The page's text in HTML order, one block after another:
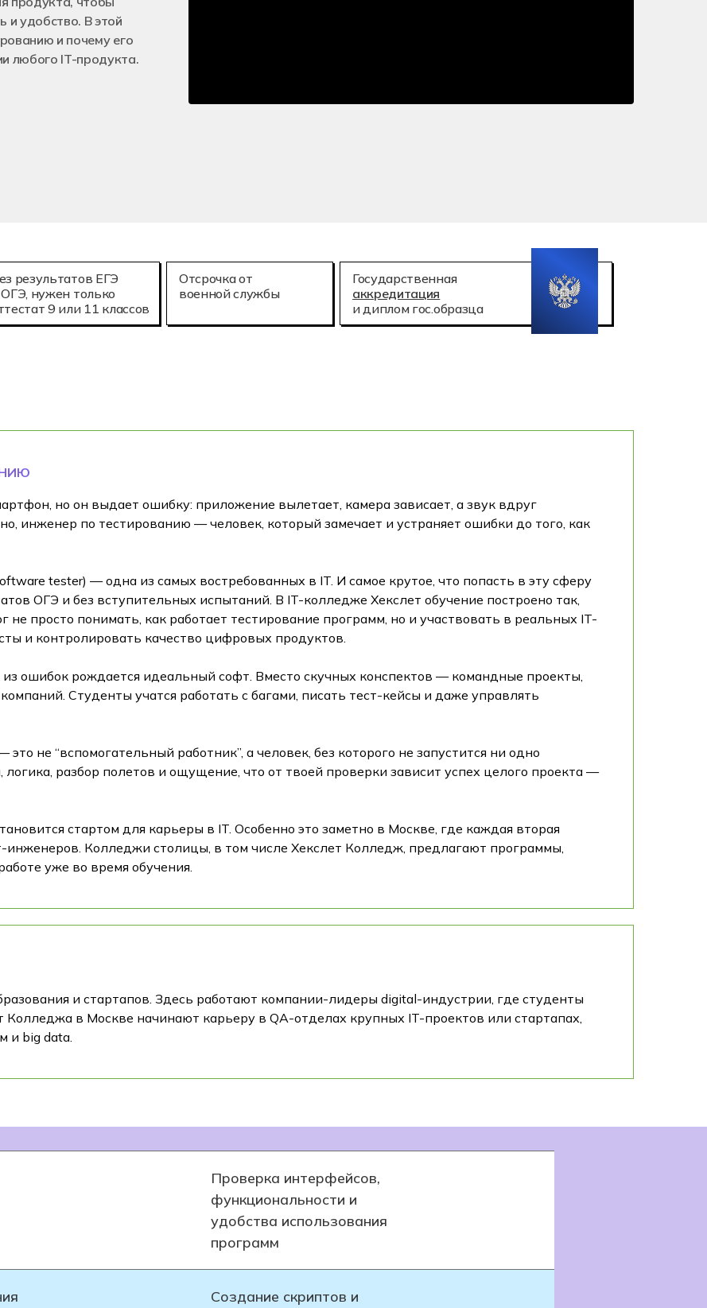
моделирование в строительстве
и удобство. В этой
и почему его
любого IT-продукта.
Государственная
аккредитация
и диплом гос.образца
Отсрочка от
военной службы
результатов ЕГЭ
нужен только
9 или 11 классов
но он выдает ошибку: приложение вылетает, камера зависает, а звук вдруг
инженер по тестированию — человек, который замечает и устраняет ошибки до того, как
tester) — одна из самых востребованных в IT. И самое крутое, что попасть в эту сферу
ОГЭ и без вступительных испытаний. В IT-колледже Хекслет обучение построено так,
просто понимать, как работает тестирование программ, но и участвовать в реальных IT-
и контролировать качество цифровых продуктов.
из ошибок рождается идеальный софт. Вместо скучных конспектов — командные проекты,
Студенты учатся работать с багами, писать тест-кейсы и даже управлять
не “вспомогательный работник”, а человек, без которого не запустится ни одно
разбор полетов и ощущение, что от твоей проверки зависит успех целого проекта —
стартом для карьеры в IT. Особенно это заметно в Москве, где каждая вторая
инженеров. Колледжи столицы, в том числе Хекслет Колледж, предлагают программы,
уже во время обучения.
и стартапов. Здесь работают компании-лидеры digital-индустрии, где студенты
Колледжа в Москве начинают карьеру в QA-отделах крупных IT-проектов или стартапах,
и big data.
Проверка интерфейсов,
функциональности и
удобства использования
программ
Создание скриптов и